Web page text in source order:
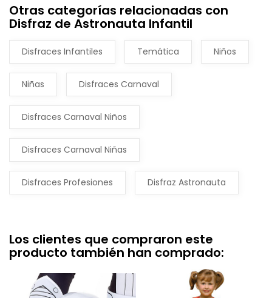
Otras categorías relacionadas con
Disfraz de Astronauta Infantil
Disfraces Infantiles Temática Niños
Niñas Disfraces Carnaval
Disfraces Carnaval Niños
Disfraces Carnaval Niñas
Disfraces Profesiones Disfraz Astronauta
Los clientes que compraron este
producto también han comprado: